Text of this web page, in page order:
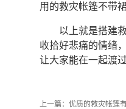
用的救灾帐篷不带
以上就是搭建
收拾好悲痛的情绪
让大家能在一起渡过
上一篇： 优质的救灾帐篷